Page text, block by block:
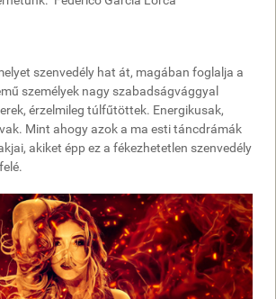
szenvedély hat át, magában foglalja a
személyek nagy szabadságvággyal
érzelmileg túlfűtöttek. Energikusak,
Mint ahogy azok a ma esti táncdrámák
akiket épp ez a fékezhetetlen szenvedély